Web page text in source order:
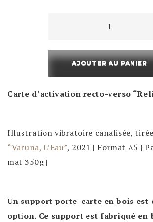
Carte
d’Activation
"Reliance
Eau"
AJOUTER AU PANIER
Carte d’activation recto-verso
Illustration vibratoire canalisée,
“Varuna, L’Eau”, 2021 | Format A5 |
mat 350g |
Un support porte-carte en bois est
option. Ce support est fabriqué en